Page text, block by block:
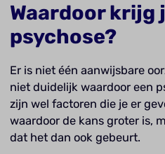
Waardoor krijg
psychose?
Er is niet één aanwijsbare
niet duidelijk waardoor een
zijn wel factoren die je er
waardoor de kans groter is,
dat het dan ook gebeurt.